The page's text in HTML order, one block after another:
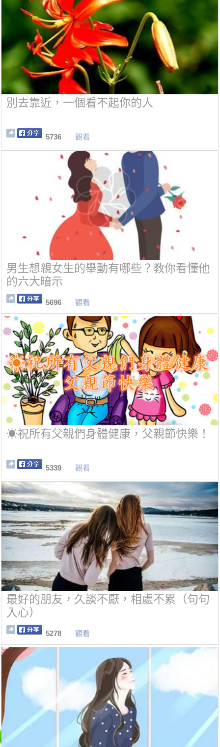
別去靠近，一個看不起你的人
5736 觀看
男生想親女生的舉動有哪些？教你看懂他
的六大暗示
5696 觀看
☀祝所有父親們身體健康，父親節快樂！
5339 觀看
最好的朋友，久談不厭，相處不累（句句
入心）
5278 觀看